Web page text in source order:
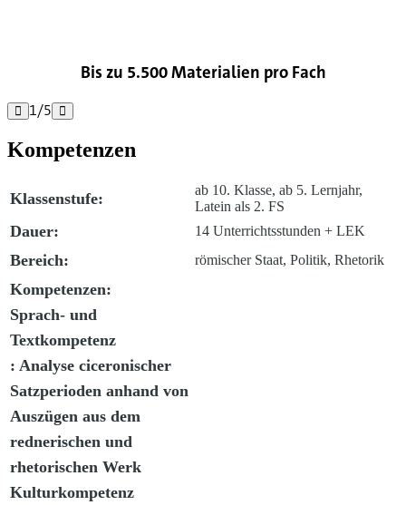
Bis zu 5.500 Materialien pro Fach
 1/5 
Kompetenzen
Klassenstufe:
ab 10. Klasse, ab 5. Lernjahr,
Latein als 2. FS
Dauer: 14 Unterrichtsstunden + LEK
Bereich: römischer Staat, Politik, Rhetorik
Kompetenzen:
Sprach- und
Textkompetenz
: Analyse ciceronischer
Satzperioden anhand von
Auszügen aus dem
rednerischen und
rhetorischen Werk
Kulturkompetenz